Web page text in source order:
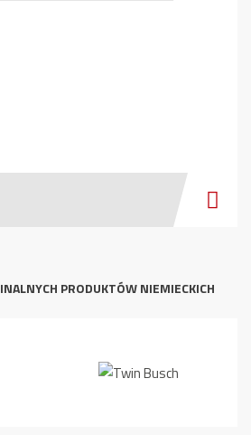
PRODUKTÓW NIEMIECKICH